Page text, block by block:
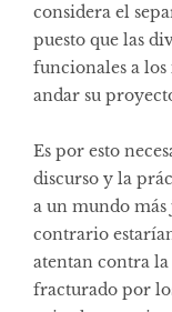
considera el
puesto que las
funcionales a los
andar su
Es por esto
discurso y la
a un mundo más
contrario
atentan contra
fracturado por